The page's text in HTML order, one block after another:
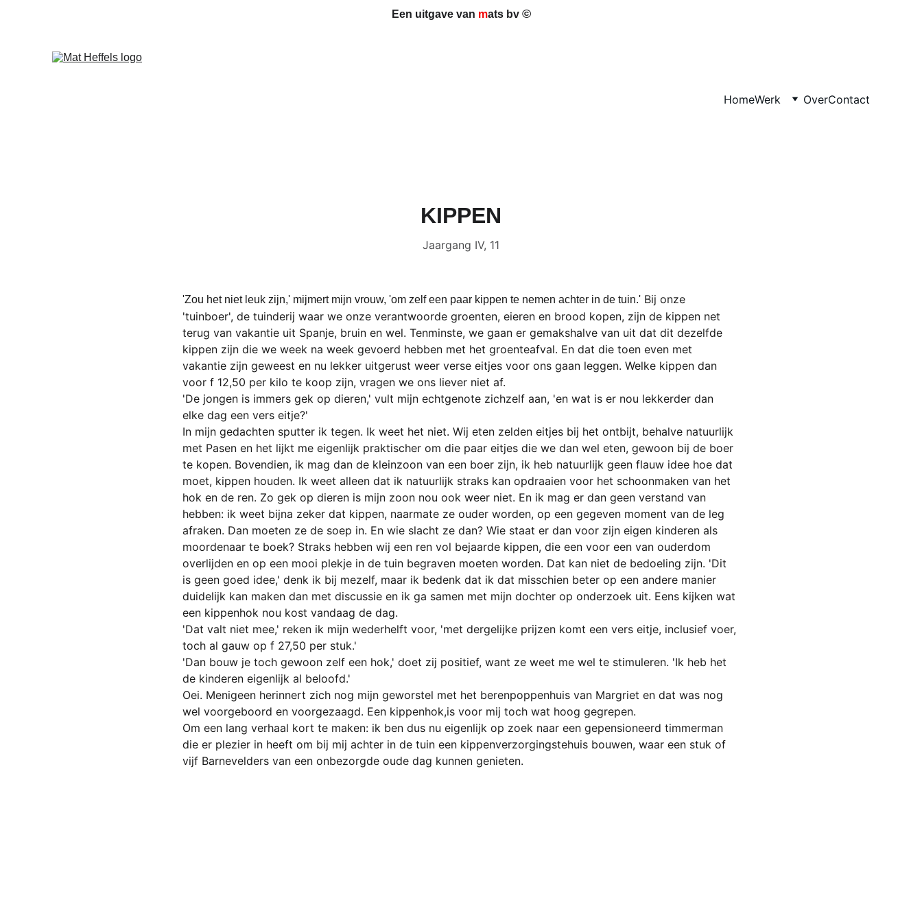
Een uitgave van mats bv ©
HomeWerk OverContact
KIPPEN
Jaargang IV, 11
'Zou het niet leuk zijn,' mijmert mijn vrouw, 'om zelf een paar kippen te nemen achter in de tuin.' Bij onze
'tuinboer', de tuinderij waar we onze verantwoorde groenten, eieren en brood kopen, zijn de kippen net
terug van vakantie uit Spanje, bruin en wel. Tenminste, we gaan er gemakshalve van uit dat dit dezelfde
kippen zijn die we week na week gevoerd hebben met het groenteafval. En dat die toen even met
vakantie zijn geweest en nu lekker uitgerust weer verse eitjes voor ons gaan leggen. Welke kippen dan
voor f 12,50 per kilo te koop zijn, vragen we ons liever niet af.
'De jongen is immers gek op dieren,' vult mijn echtgenote zichzelf aan, 'en wat is er nou lekkerder dan
elke dag een vers eitje?'
In mijn gedachten sputter ik tegen. Ik weet het niet. Wij eten zelden eitjes bij het ontbijt, behalve natuurlijk
met Pasen en het lijkt me eigenlijk praktischer om die paar eitjes die we dan wel eten, gewoon bij de boer
te kopen. Bovendien, ik mag dan de kleinzoon van een boer zijn, ik heb natuurlijk geen flauw idee hoe dat
moet, kippen houden. Ik weet alleen dat ik natuurlijk straks kan opdraaien voor het schoonmaken van het
hok en de ren. Zo gek op dieren is mijn zoon nou ook weer niet. En ik mag er dan geen verstand van
hebben: ik weet bijna zeker dat kippen, naarmate ze ouder worden, op een gegeven moment van de leg
afraken. Dan moeten ze de soep in. En wie slacht ze dan? Wie staat er dan voor zijn eigen kinderen als
moordenaar te boek? Straks hebben wij een ren vol bejaarde kippen, die een voor een van ouderdom
overlijden en op een mooi plekje in de tuin begraven moeten worden. Dat kan niet de bedoeling zijn. 'Dit
is geen goed idee,' denk ik bij mezelf, maar ik bedenk dat ik dat misschien beter op een andere manier
duidelijk kan maken dan met discussie en ik ga samen met mijn dochter op onderzoek uit. Eens kijken wat
een kippenhok nou kost vandaag de dag.
'Dat valt niet mee,' reken ik mijn wederhelft voor, 'met dergelijke prijzen komt een vers eitje, inclusief voer,
toch al gauw op f 27,50 per stuk.'
'Dan bouw je toch gewoon zelf een hok,' doet zij positief, want ze weet me wel te stimuleren. 'Ik heb het
de kinderen eigenlijk al beloofd.'
Oei. Menigeen herinnert zich nog mijn geworstel met het berenpoppenhuis van Margriet en dat was nog
wel voorgeboord en voorgezaagd. Een kippenhok,is voor mij toch wat hoog gegrepen.
Om een lang verhaal kort te maken: ik ben dus nu eigenlijk op zoek naar een gepensioneerd timmerman
die er plezier in heeft om bij mij achter in de tuin een kippenverzorgingstehuis bouwen, waar een stuk of
vijf Barnevelders van een onbezorgde oude dag kunnen genieten.